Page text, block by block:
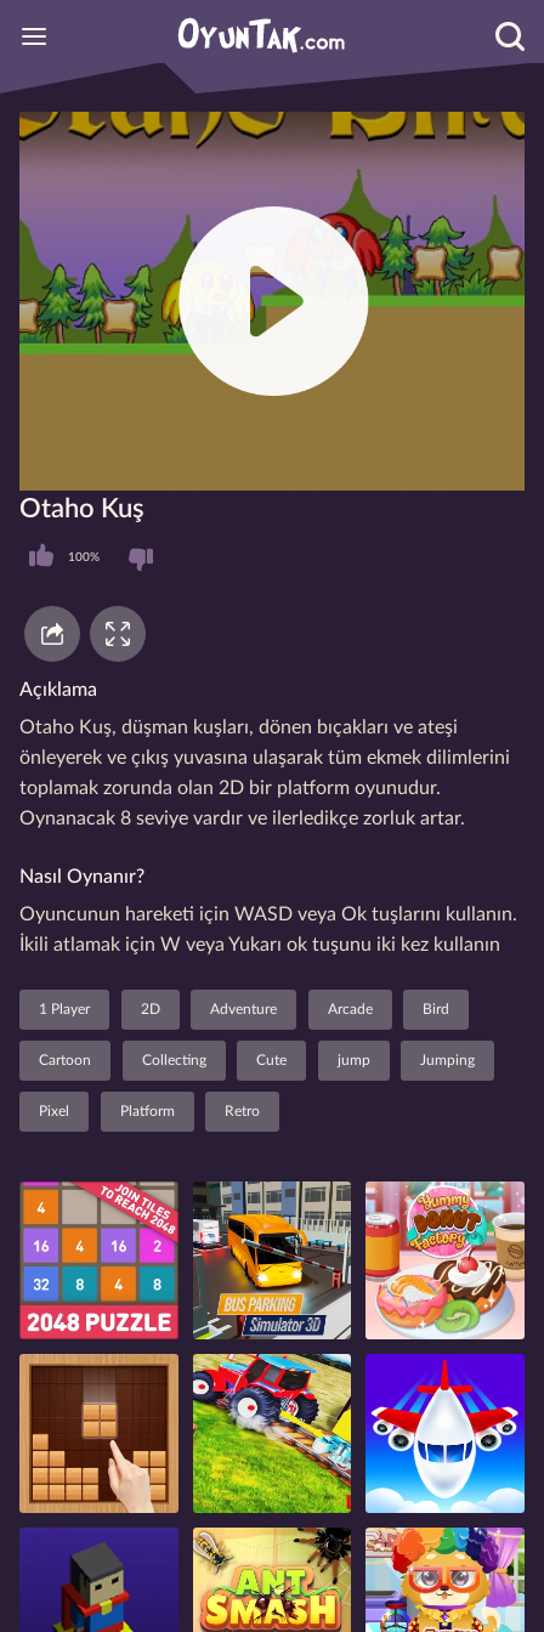
Otaho Kuş
100%
Açıklama
Otaho Kuş, düşman kuşları, dönen bıçakları ve ateşi
önleyerek ve çıkış yuvasına ulaşarak tüm ekmek dilimlerini
toplamak zorunda olan 2D bir platform oyunudur.
Oynanacak 8 seviye vardır ve ilerledikçe zorluk artar.
Nasıl Oynanır?
Oyuncunun hareketi için WASD veya Ok tuşlarını kullanın.
İkili atlamak için W veya Yukarı ok tuşunu iki kez kullanın
1 Player 2D Adventure Arcade Bird
Cartoon Collecting Cute jump Jumping
Pixel Platform Retro